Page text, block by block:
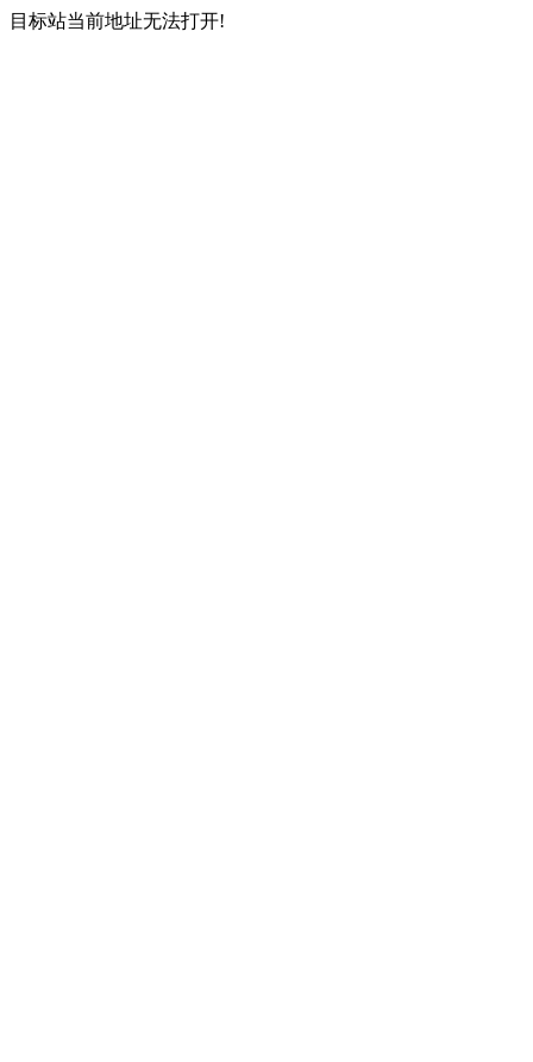
目标站当前地址无法打开!